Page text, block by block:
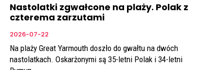
Nastolatki zgwałcone na plaży. Polak z
czterema zarzutami
2026-07-22
Na plaży Great Yarmouth doszło do gwałtu na dwóch
nastolatkach. Oskarżonymi są 35-letni Polak i 34-letni